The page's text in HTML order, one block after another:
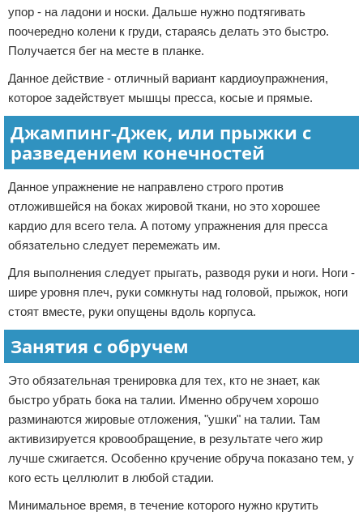
упор - на ладони и носки. Дальше нужно подтягивать
поочередно колени к груди, стараясь делать это быстро.
Получается бег на месте в планке.
Данное действие - отличный вариант кардиоупражнения,
которое задействует мышцы пресса, косые и прямые.
Джампинг-Джек, или прыжки с
разведением конечностей
Данное упражнение не направлено строго против
отложившейся на боках жировой ткани, но это хорошее
кардио для всего тела. А потому упражнения для пресса
обязательно следует перемежать им.
Для выполнения следует прыгать, разводя руки и ноги. Ноги -
шире уровня плеч, руки сомкнуты над головой, прыжок, ноги
стоят вместе, руки опущены вдоль корпуса.
Занятия с обручем
Это обязательная тренировка для тех, кто не знает, как
быстро убрать бока на талии. Именно обручем хорошо
разминаются жировые отложения, "ушки" на талии. Там
активизируется кровообращение, в результате чего жир
лучше сжигается. Особенно кручение обруча показано тем, у
кого есть целлюлит в любой стадии.
Минимальное время, в течение которого нужно крутить